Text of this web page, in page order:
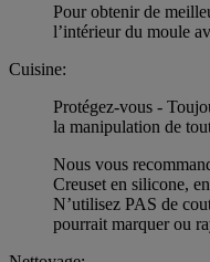
Pour obtenir de
l’intérieur du moule
Cuisine:
Protégez-vous -
la manipulation de
Nous vous
Creuset en silicone,
N’utilisez PAS de
pourrait marquer ou